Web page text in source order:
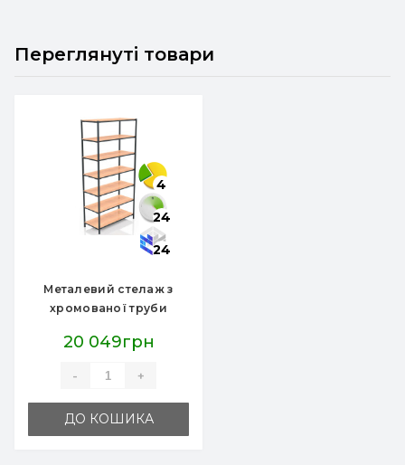
Переглянуті товари
4
24
24
Металевий стелаж з
хромованої труби
тумби, колір на вибір,
складів, виготовлення
5 днів
20 049грн
- +
ДО КОШИКА